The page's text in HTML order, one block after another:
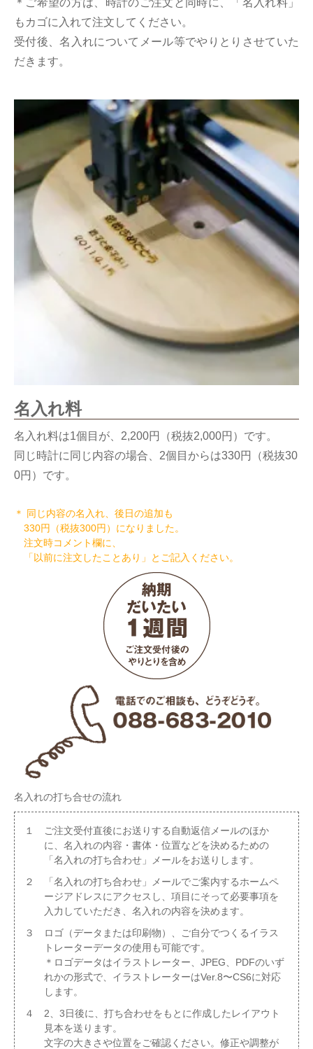
＊ご希望の方は、時計のご注文と同時に、「名入れ料」
もカゴに入れて注文してください。
受付後、名入れについてメール等でやりとりさせていた
だきます。
名入れ料
名入れ料は1個目が、2,200円（税抜2,000円）です。
同じ時計に同じ内容の場合、2個目からは330円（税抜30
0円）です。
＊ 同じ内容の名入れ、後日の追加も
330円（税抜300円）になりました。
注文時コメント欄に、
「以前に注文したことあり」とご記入ください。
名入れの打ち合せの流れ
１ ご注文受付直後にお送りする自動返信メールのほか
に、名入れの内容・書体・位置などを決めるための
「名入れの打ち合わせ」メールをお送りします。
２ 「名入れの打ち合わせ」メールでご案内するホームペ
ージアドレスにアクセスし、項目にそって必要事項を
入力していただき、名入れの内容を決めます。
３ ロゴ（データまたは印刷物）、ご自分でつくるイラス
トレーターデータの使用も可能です。
＊ロゴデータはイラストレーター、JPEG、PDFのいず
れかの形式で、イラストレーターはVer.8〜CS6に対応
します。
４ 2、3日後に、打ち合わせをもとに作成したレイアウト
見本を送ります。
文字の大きさや位置をご確認ください。修正や調整が